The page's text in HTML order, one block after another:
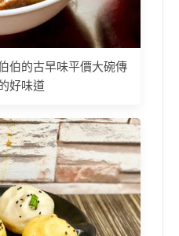
伯的古早味平價大碗傳
好味道